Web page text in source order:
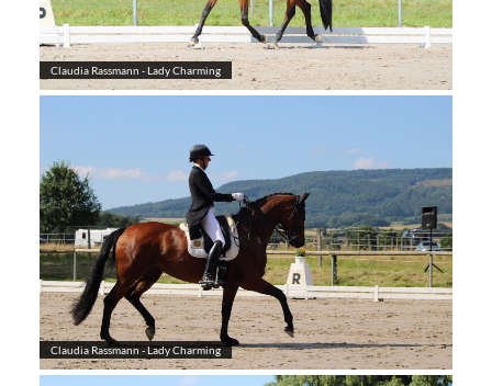
Claudia Rassmann - Lady Charming
Claudia Rassmann - Lady Charming